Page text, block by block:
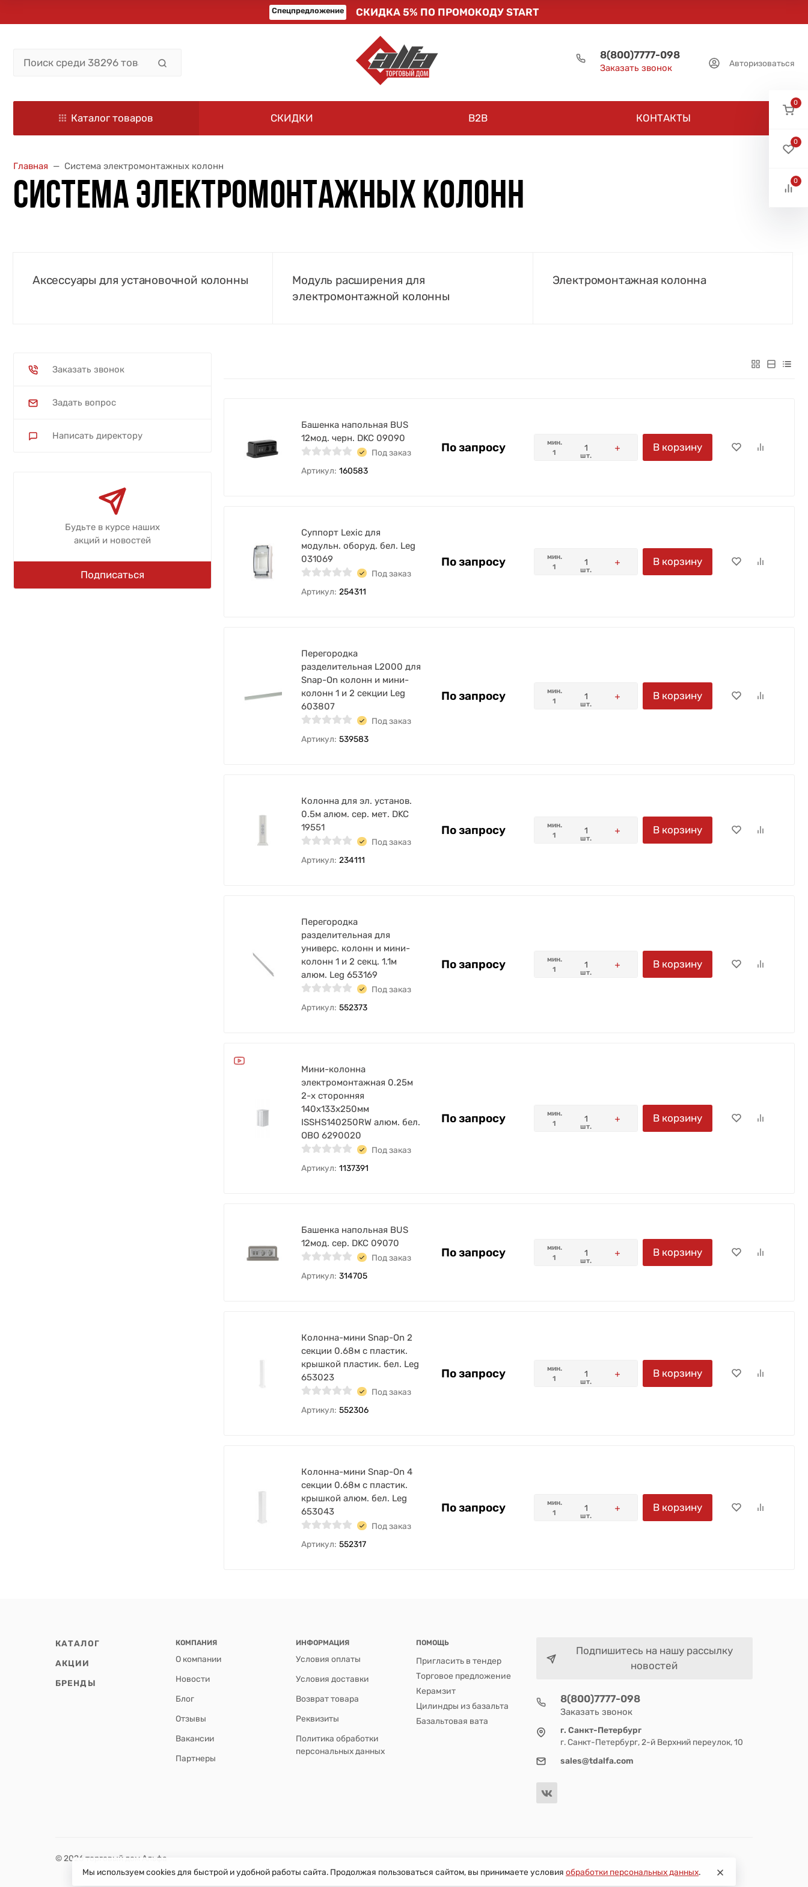
Спецпредложение СКИДКА 5% ПО ПРОМОКОДУ START
8(800)7777-098
Заказать звонок Авторизоваться
Каталог товаров СКИДКИ B2B КОНТАКТЫ
Главная Система электромонтажных колонн
СИСТЕМА ЭЛЕКТРОМОНТАЖНЫХ КОЛОНН
Аксессуары для установочной колонны
Модуль расширения для
электромонтажной колонны
Электромонтажная колонна
Заказать звонок
Задать вопрос
Написать директору
Будьте в курсе наших
акций и новостей
Подписаться
Башенка напольная BUS
12мод. черн. DKC 09090
Под заказ
Артикул: 160583
По запросу
мин.
1
шт.
В корзину
Суппорт Lexic для
модульн. оборуд. бел. Leg
031069
Под заказ
Артикул: 254311
По запросу
мин.
1
шт.
В корзину
Перегородка
разделительная L2000 для
Snap-On колонн и мини-
колонн 1 и 2 секции Leg
603807
Под заказ
Артикул: 539583
По запросу
мин.
1
шт.
В корзину
Колонна для эл. установ.
0.5м алюм. сер. мет. DKC
19551
Под заказ
Артикул: 234111
По запросу
мин.
1
шт.
В корзину
Перегородка
разделительная для
универс. колонн и мини-
колонн 1 и 2 секц. 1.1м
алюм. Leg 653169
Под заказ
Артикул: 552373
По запросу
мин.
1
шт.
В корзину
Мини-колонна
электромонтажная 0.25м
2-х сторонняя
140х133х250мм
ISSHS140250RW алюм. бел.
OBO 6290020
Под заказ
Артикул: 1137391
По запросу
мин.
1
шт.
В корзину
Башенка напольная BUS
12мод. сер. DKC 09070
Под заказ
Артикул: 314705
По запросу
мин.
1
шт.
В корзину
Колонна-мини Snap-On 2
секции 0.68м с пластик.
крышкой пластик. бел. Leg
653023
Под заказ
Артикул: 552306
По запросу
мин.
1
шт.
В корзину
Колонна-мини Snap-On 4
секции 0.68м с пластик.
крышкой алюм. бел. Leg
653043
Под заказ
Артикул: 552317
По запросу
мин.
1
шт.
В корзину
КАТАЛОГ
АКЦИИ
БРЕНДЫ
КОМПАНИЯ
О компании
Новости
Блог
Отзывы
Вакансии
Партнеры
ИНФОРМАЦИЯ
Условия оплаты
Условия доставки
Возврат товара
Реквизиты
Политика обработки
персональных данных
ПОМОЩЬ
Пригласить в тендер
Торговое предложение
Керамзит
Цилиндры из базальта
Базальтовая вата
Подпишитесь на нашу рассылку
новостей
8(800)7777-098
Заказать звонок
г. Санкт-Петербург
г. Санкт-Петербург, 2-й Верхний переулок, 10
sales@tdalfa.com
© 2026 торговый дом Альфа
Мы используем cookies для быстрой и удобной работы сайта. Продолжая пользоваться сайтом, вы принимаете условия обработки персональных данных.
0
0
0